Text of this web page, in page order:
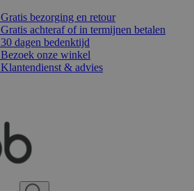
Gratis bezorging en retour
Gratis achteraf of in termijnen betalen
30 dagen bedenktijd
Bezoek onze winkel
Klantendienst & advies